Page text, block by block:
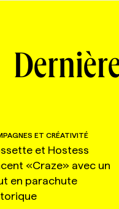
ET CRÉATIVITÉ
et Hostess
«Craze» avec un
en parachute